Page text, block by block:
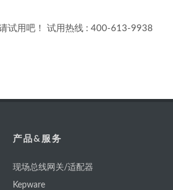
试用吧！ 试用热线 : 400-613-9938
产品&服务
现场总线网关/适配器
Kepware